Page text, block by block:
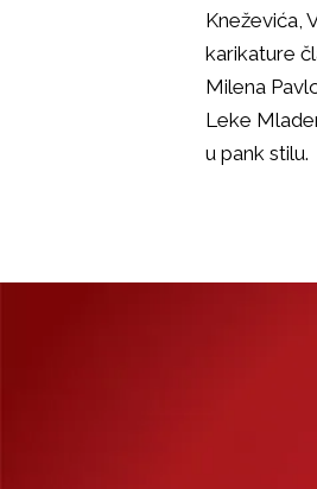
Kneževića,
karikature
Milena
Leke
u pank stilu.